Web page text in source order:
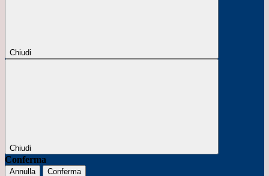
Chiudi
Chiudi
Conferma
Annulla Conferma